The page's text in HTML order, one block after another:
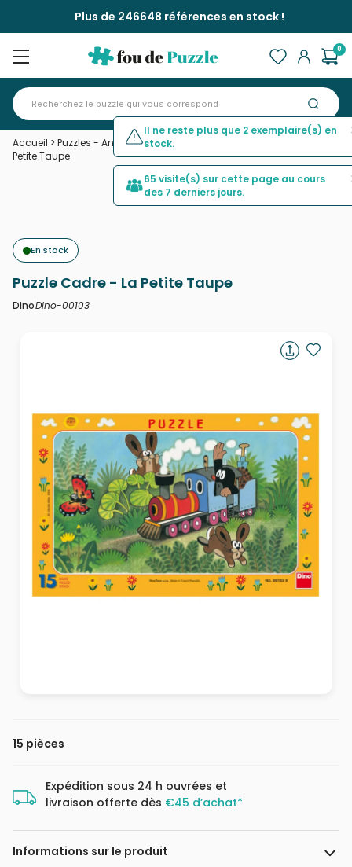
Plus de 246648 références en stock !
0
Accueil > Puzzles - Animaux en BD et dessins
Petite Taupe
En stock
Puzzle Cadre - La Petite Taupe
DinoDino-00103
15 pièces
Expédition sous 24 h ouvrées et
livraison offerte dès €45 d’achat*
Informations sur le produit
Il ne reste plus que 2 exemplaire(s) en
stock.
65 visite(s) sur cette page au cours
des 7 derniers jours.